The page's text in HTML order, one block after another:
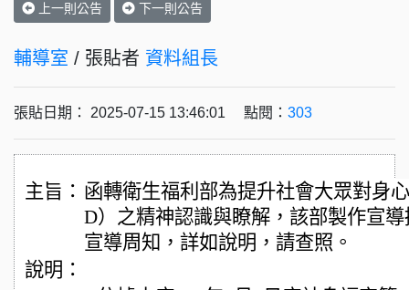
上一則公告 下一則公告
輔導室 / 張貼者 資料組長
張貼日期： 2025-07-15 13:46:01 點閱： 303
主旨： 函轉衛生福利部為提升社會大眾對身
D）之精神認識與瞭解，該部製作宣
宣導周知，詳如說明，請查照。
說明：